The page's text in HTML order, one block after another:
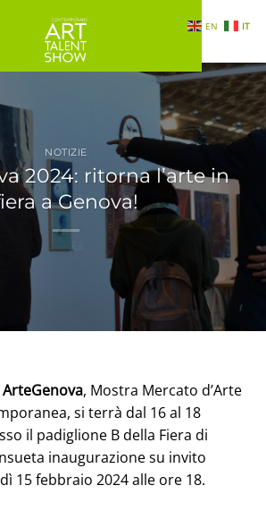
NOTIZIE
2024: ritorna l’arte in
a Genova!
ArteGenova, Mostra Mercato d’Arte
si terrà dal 16 al 18
il padiglione B della Fiera di
inaugurazione su invito
15 febbraio 2024 alle ore 18.
EN IT